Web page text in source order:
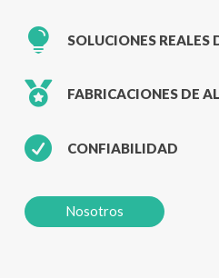
 SOLUCIONES REALES
 FABRICACIONES DE
 CONFIABILIDAD
Nosotros